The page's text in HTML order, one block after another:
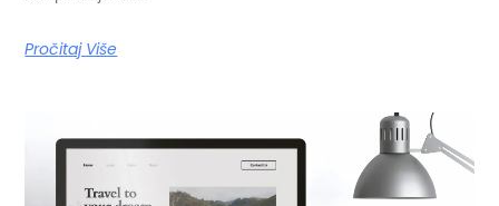
Pročitaj Više